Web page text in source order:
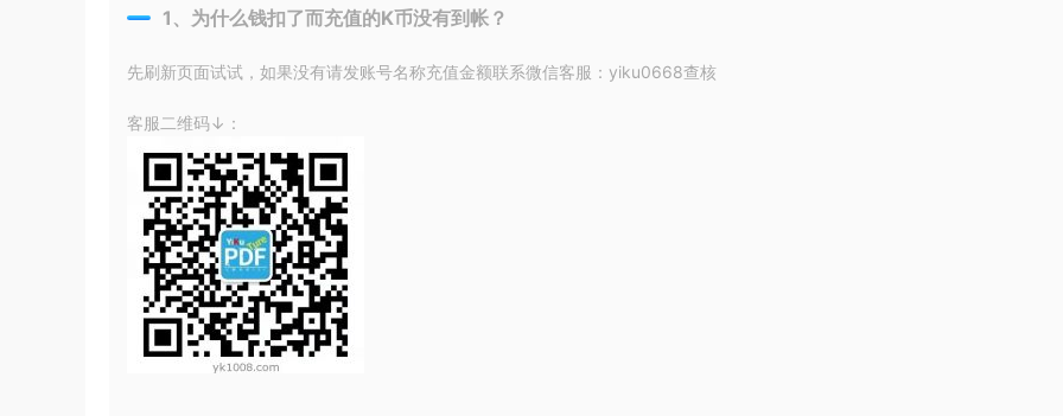
1、为什么钱扣了而充值的K币没有到帐？
先刷新页面试试，如果没有请发账号名称充值金额联系微信客服：yiku0668查核
客服二维码↓：